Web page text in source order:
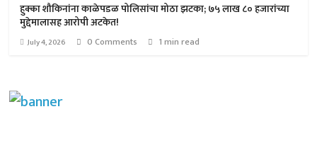
हुक्का शौकिनांना काळेपडळ पोलिसांचा मोठा झटका; ७५ लाख ८० हजारांच्या
मुद्देमालासह आरोपी अटकेत!
July 4, 2026 0 Comments 1 min read